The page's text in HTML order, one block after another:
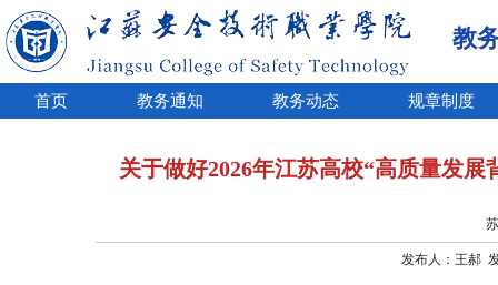
教
首页 教务通知 教务动态 规章制度
关于做好2026年江苏高校“高质量发
发布人：王郝